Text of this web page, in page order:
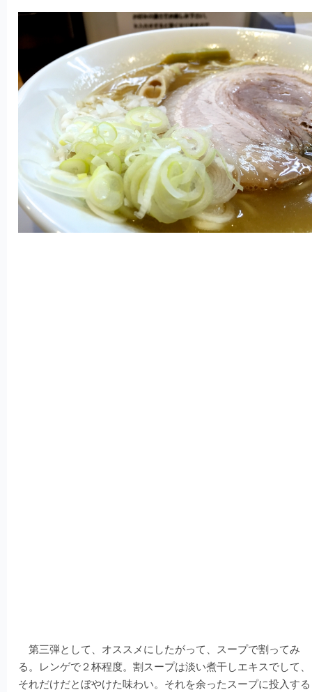
第三弾として、オススメにしたがって、スープで割ってみ
る。レンゲで２杯程度。割スープは淡い煮干しエキスでして、
それだけだとぼやけた味わい。それを余ったスープに投入する